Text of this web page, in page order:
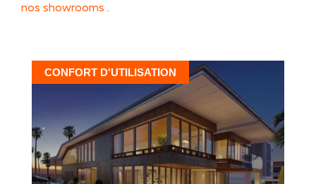
nos showrooms .
CONFORT D'UTILISATION